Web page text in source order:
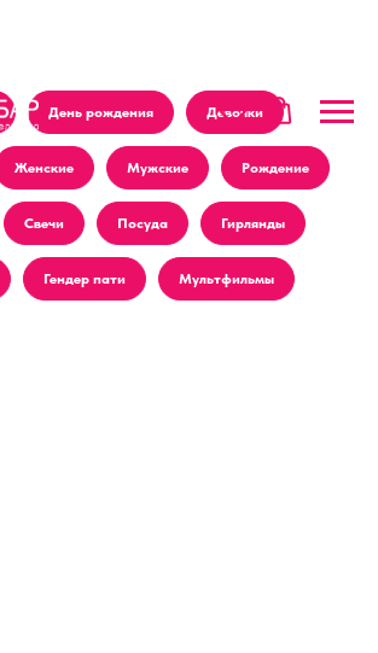
День рождения Девочки
Женские Мужские Рождение
Свечи Посуда Гирлянды
Гендер пати Мультфильмы